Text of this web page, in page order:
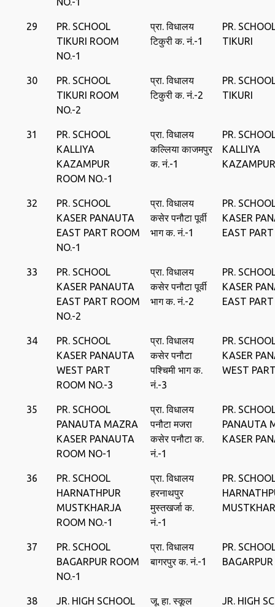
29
PR. SCHOOL
TIKURI ROOM
NO.-1
प्रा. विधालय
टिकुरी क. नं.-1
PR.
TIKURI
30
PR. SCHOOL
TIKURI ROOM
NO.-2
प्रा. विधालय
टिकुरी क. नं.-2
PR.
TIKURI
31
PR. SCHOOL
KALLIYA
KAZAMPUR
ROOM NO.-1
प्रा. विधालय
कल्लिया काजमपुर
क. नं.-1
PR.
KALLIYA
KAZAMPUR
32
PR. SCHOOL
KASER PANAUTA
EAST PART ROOM
NO.-1
प्रा. विधालय
कसेर पनौटा पूर्वी
भाग क. नं.-1
PR.
KASER
EAST PART
33
PR. SCHOOL
KASER PANAUTA
EAST PART ROOM
NO.-2
प्रा. विधालय
कसेर पनौटा पूर्वी
भाग क. नं.-2
PR.
KASER
EAST PART
34
PR. SCHOOL
KASER PANAUTA
WEST PART
ROOM NO.-3
प्रा. विधालय
कसेर पनौटा
पश्चिमी भाग क.
नं.-3
PR.
KASER
WEST
35
PR. SCHOOL
PANAUTA MAZRA
KASER PANAUTA
ROOM NO-1
प्रा. विधालय
पनौटा मजरा
कसेर पनौटा क.
नं.-1
PR.
PANAUTA
KASER
36
PR. SCHOOL
HARNATHPUR
MUSTKHARJA
ROOM NO.-1
प्रा. विधालय
हरनाथपुर
मुस्‍तखर्जा क.
नं.-1
PR.
37
PR. SCHOOL
BAGARPUR ROOM
NO.-1
प्रा. विधालय
बागरपुर क. नं.-1
PR.
BAGARPUR
38
JR. HIGH SCHOOL
जू. हा. स्‍कूल
JR. HIGH